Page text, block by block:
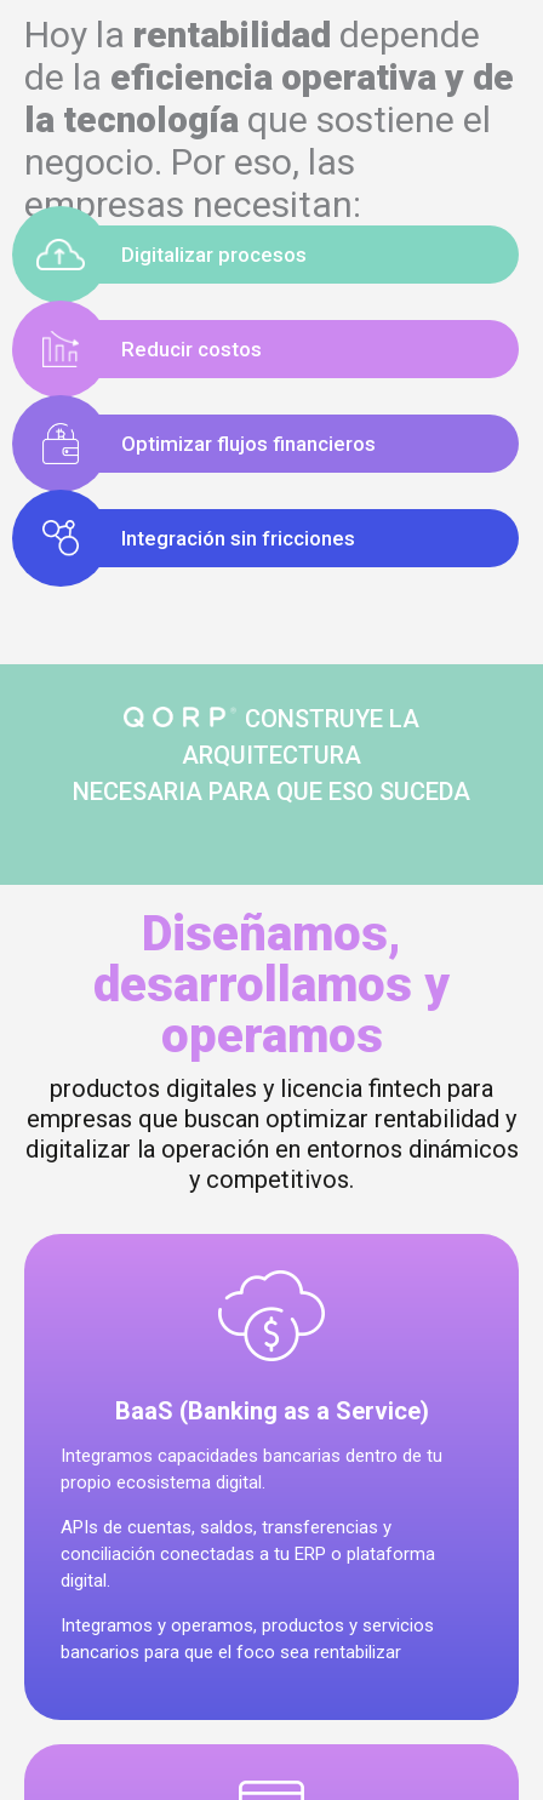
Hoy la rentabilidad depende
de la eficiencia operativa y de
la tecnología que sostiene el
negocio. Por eso, las
empresas necesitan:
Digitalizar procesos
Reducir costos
Optimizar flujos financieros
Integración sin fricciones
CONSTRUYE LA
ARQUITECTURA
NECESARIA PARA QUE ESO SUCEDA
Diseñamos,
desarrollamos y
operamos
productos digitales y licencia fintech para
empresas que buscan optimizar rentabilidad y
digitalizar la operación en entornos dinámicos
y competitivos.
BaaS (Banking as a Service)
Integramos capacidades bancarias dentro de tu
propio ecosistema digital.
APIs de cuentas, saldos, transferencias y
conciliación conectadas a tu ERP o plataforma
digital.
Integramos y operamos, productos y servicios
bancarios para que el foco sea rentabilizar